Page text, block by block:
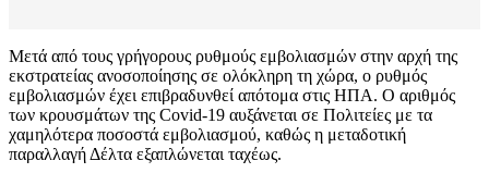
Μετά από τους γρήγορους ρυθμούς εμβολιασμών στην αρχή της
εκστρατείας ανοσοποίησης σε ολόκληρη τη χώρα, ο ρυθμός
εμβολιασμών έχει επιβραδυνθεί απότομα στις ΗΠΑ. Ο αριθμός
των κρουσμάτων της Covid-19 αυξάνεται σε Πολιτείες με τα
χαμηλότερα ποσοστά εμβολιασμού, καθώς η μεταδοτική
παραλλαγή Δέλτα εξαπλώνεται ταχέως.